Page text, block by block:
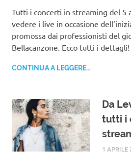
Tutti i concerti in streaming del 5
vedere i live in occasione
promossa dai professionisti del
Bellacanzone. Ecco tutti i dettagli!
CONTINUA A LEGGERE...
Da
tutti i
1 APRILE